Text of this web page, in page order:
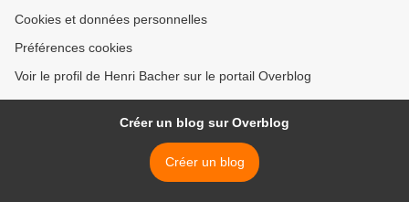
Cookies et données personnelles
Préférences cookies
Voir le profil de Henri Bacher sur le portail Overblog
Créer un blog sur Overblog
Créer un blog